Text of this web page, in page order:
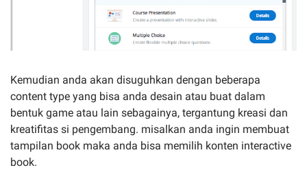
Kemudian anda akan disuguhkan dengan beberapa
content type yang bisa anda desain atau buat dalam
bentuk game atau lain sebagainya, tergantung kreasi dan
kreatifitas si pengembang. misalkan anda ingin membuat
tampilan book maka anda bisa memilih konten interactive
book.